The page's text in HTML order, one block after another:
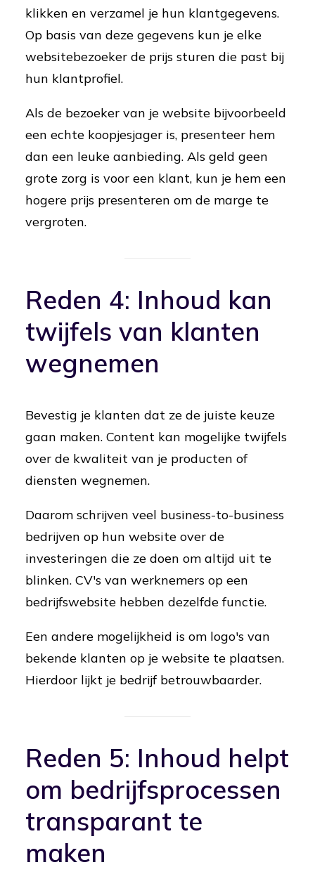
klikken en verzamel je hun klantgegevens.
Op basis van deze gegevens kun je elke
websitebezoeker de prijs sturen die past bij
hun klantprofiel.
Als de bezoeker van je website bijvoorbeeld
een echte koopjesjager is, presenteer hem
dan een leuke aanbieding. Als geld geen
grote zorg is voor een klant, kun je hem een
hogere prijs presenteren om de marge te
vergroten.
Reden 4: Inhoud kan
twijfels van klanten
wegnemen
Bevestig je klanten dat ze de juiste keuze
gaan maken. Content kan mogelijke twijfels
over de kwaliteit van je producten of
diensten wegnemen.
Daarom schrijven veel business-to-business
bedrijven op hun website over de
investeringen die ze doen om altijd uit te
blinken. CV's van werknemers op een
bedrijfswebsite hebben dezelfde functie.
Een andere mogelijkheid is om logo's van
bekende klanten op je website te plaatsen.
Hierdoor lijkt je bedrijf betrouwbaarder.
Reden 5: Inhoud helpt
om bedrijfsprocessen
transparant te
maken